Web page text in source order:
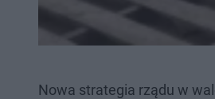
Nowa strategia rządu w